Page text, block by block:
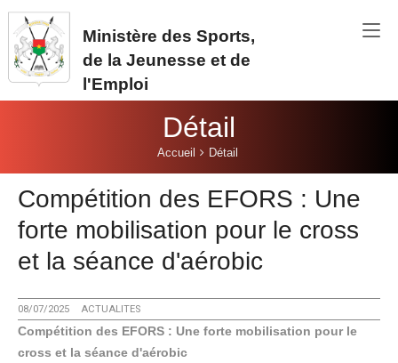
Aller au contenu principal
Ministère des Sports,
de la Jeunesse et de
l'Emploi
Détail
Accueil Détail
Compétition des EFORS : Une
forte mobilisation pour le cross
et la séance d'aérobic
08/07/2025 ACTUALITES
Compétition des EFORS : Une forte mobilisation pour le
cross et la séance d'aérobic